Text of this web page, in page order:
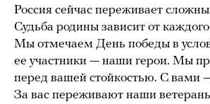
Россия сейчас переживает
Судьба родины зависит от каждого
Мы отмечаем День победы в
ее участники — наши герои. Мы
перед вашей стойкостью. С вами
За вас переживают наши